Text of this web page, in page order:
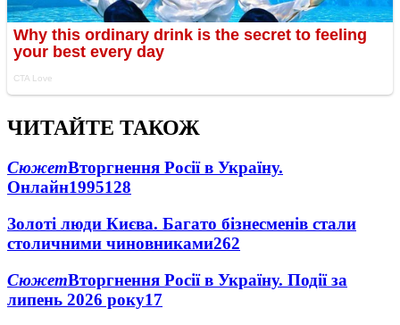
ЧИТАЙТЕ ТАКОЖ
СюжетВторгнення Росії в Україну.
Онлайн1995128
Золоті люди Києва. Багато бізнесменів стали
столичними чиновниками262
СюжетВторгнення Росії в Україну. Події за
липень 2026 року17